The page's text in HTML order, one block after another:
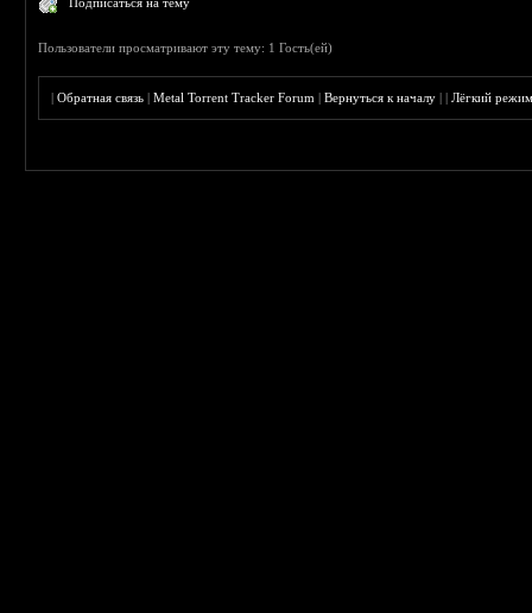
Пользователи просматривают эту тему: 1 Гость(ей)
|Обратная связь |Metal Torrent Tracker Forum |Вернуться к началу ||Лёгкий